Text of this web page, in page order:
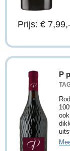
Prijs: €
P